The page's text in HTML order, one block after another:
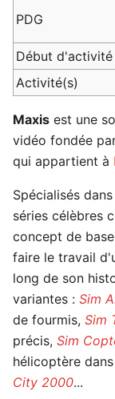
PDG
Début d'activité
Activité(s)
Maxis est une
vidéo fondée
qui appartient à
Spécialisés
séries célèbres
concept de
faire le travail
long de son
variantes : Sim
de fourmis, Sim
précis, Sim
hélicoptère
City 2000...